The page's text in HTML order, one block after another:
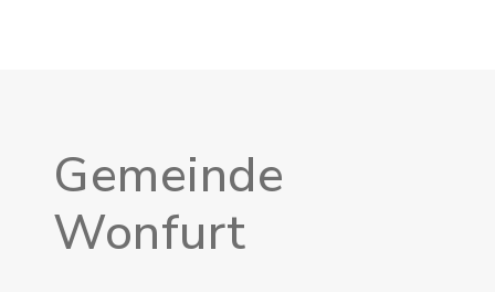
Gemeinde
Wonfurt